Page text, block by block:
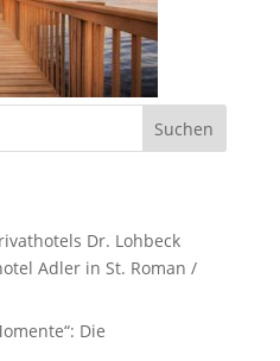
Dr. Lohbeck
Adler in St. Roman /
Die